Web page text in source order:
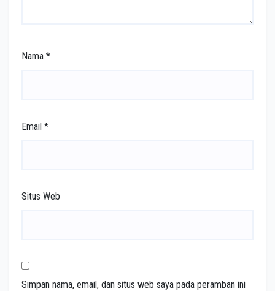
Nama *
Email *
Situs Web
Simpan nama, email, dan situs web saya pada peramban ini